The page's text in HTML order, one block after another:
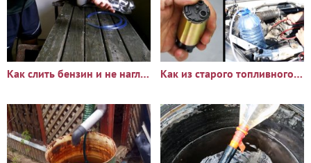
Как слить бензин и не наглотаться: Груша из ПЭТ бутылки на шланг Как из старого топливного насоса сделать универсальное